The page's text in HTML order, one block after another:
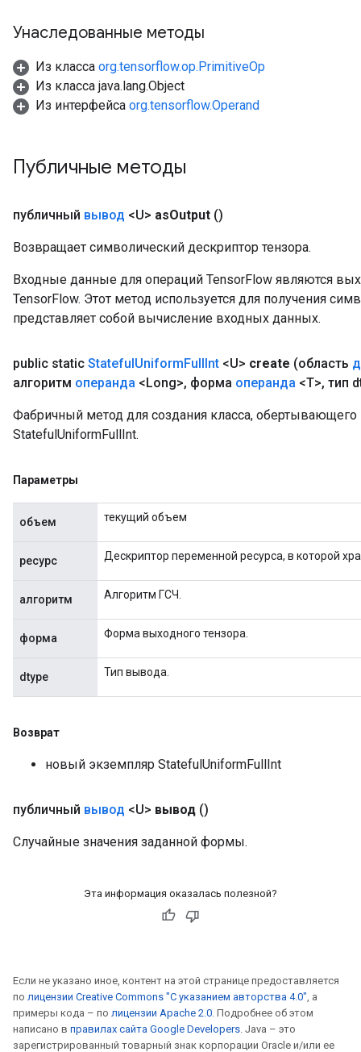
Унаследованные методы
Из класса org.tensorflow.op.PrimitiveOp
Из класса java.lang.Object
Из интерфейса org.tensorflow.Operand
Публичные методы
публичный вывод <U> asOutput ()
Возвращает символический дескриптор тензора.
Входные данные для операций TensorFlow являются
TensorFlow. Этот метод используется для получения
представляет собой вычисление входных данных.
public static StatefulUniformFullInt <U> create (область
алгоритм операнда <Long>, форма операнда <T>, тип
Фабричный метод для создания класса,
StatefulUniformFullInt.
Параметры
объем текущий объем
ресурс Дескриптор переменной ресурса, в которой
алгоритм Алгоритм ГСЧ.
форма Форма выходного тензора.
dtype Тип вывода.
Возврат
новый экземпляр StatefulUniformFullInt
публичный вывод <U> вывод ()
Случайные значения заданной формы.
Эта информация оказалась полезной?
Если не указано иное, контент на этой странице предоставляется
по лицензии Creative Commons "С указанием авторства 4.0", а
примеры кода – по лицензии Apache 2.0. Подробнее об этом
написано в правилах сайта Google Developers. Java – это
зарегистрированный товарный знак корпорации Oracle и/или ее